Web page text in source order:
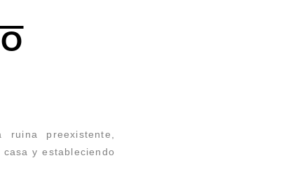
preexistente,
y estableciendo